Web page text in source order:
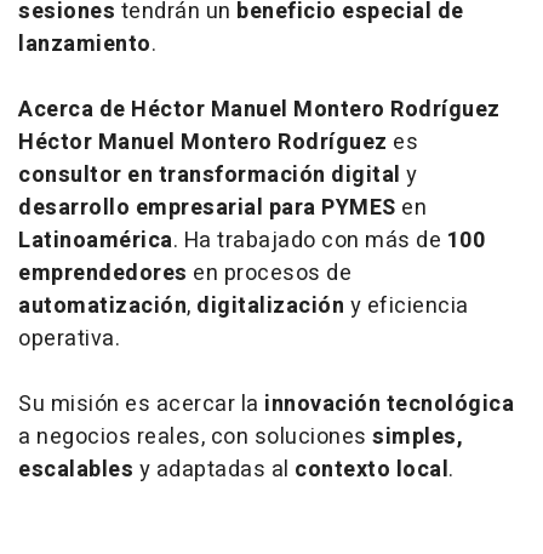
sesiones tendrán un beneficio especial de
lanzamiento.
Acerca de Héctor Manuel Montero Rodríguez
Héctor Manuel Montero Rodríguez es
consultor en transformación digital y
desarrollo empresarial para PYMES en
Latinoamérica. Ha trabajado con más de 100
emprendedores en procesos de
automatización, digitalización y eficiencia
operativa.
Su misión es acercar la innovación tecnológica
a negocios reales, con soluciones simples,
escalables y adaptadas al contexto local.